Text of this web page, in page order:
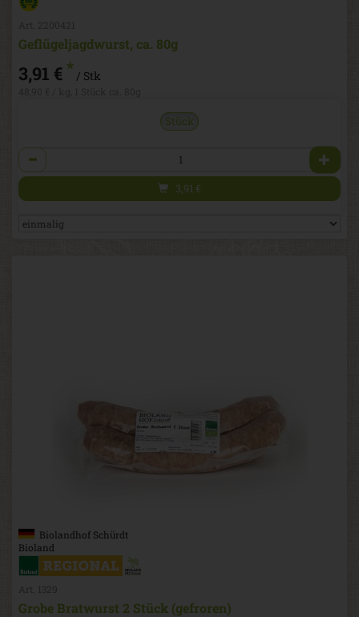
Geflügeljagdwurst, ca. 80g
3,91 € * / Stk
Stück
Anzahl
3,91 €
Biolandhof Schürdt
Bioland
Grobe Bratwurst 2 Stück (gefroren)